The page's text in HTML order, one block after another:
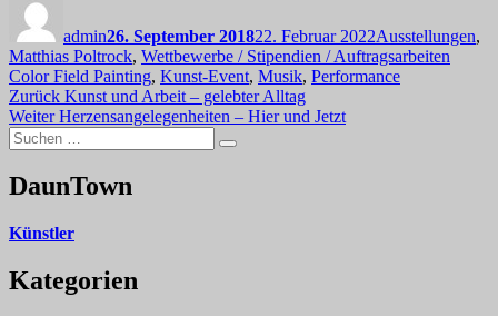
admin26. September 201822. Februar 2022Ausstellungen,
Matthias Poltrock, Wettbewerbe / Stipendien / Auftragsarbeiten
Color Field Painting, Kunst-Event, Musik, Performance
Beitragsnavigation
Zurück Vorheriger
Beitrag:
Kunst und Arbeit – gelebter Alltag
Weiter Nächster
Beitrag:
Herzensangelegenheiten – Hier und Jetzt
Suchen
nach:
Suchen
DaunTown
Künstler
Kategorien